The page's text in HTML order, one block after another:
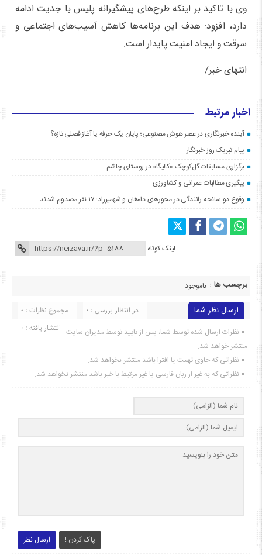
وی با تاکید بر اینکه طرح‌های پیشگیرانه پلیس با جدیت ادامه
دارد، افزود: هدف این برنامه‌ها کاهش آسیب‌های اجتماعی و
سرقت و ایجاد امنیت پایدار است.
انتهای خبر/
اخبار مرتبط
آینده خبرنگاری در عصر هوش مصنوعی؛ پایان یک حرفه یا آغاز فصلی تازه؟
پیام تبریک روز خبرنگار
برگزاری مسابقات گل‌کوچک «کالیگا» در روستای چاشم
پیگیری مطالبات عمرانی و کشاورزی
وقوع دو سانحه رانندگی در محورهای دامغان و شهمیرزاد؛ ۱۷ نفر مصدوم شدند
لینک کوتاه
برچسب ها : ناموجود
ارسال نظر شما مجموع نظرات : 0
در انتظار بررسی : 0
انتشار یافته : ۰ نظرات ارسال شده توسط شما، پس از تایید توسط مدیران سایت
منتشر خواهد شد.
نظراتی که حاوی تهمت یا افترا باشد منتشر نخواهد شد.
نظراتی که به غیر از زبان فارسی یا غیر مرتبط با خبر باشد منتشر نخواهد شد.
ارسال نظر پاک کردن !